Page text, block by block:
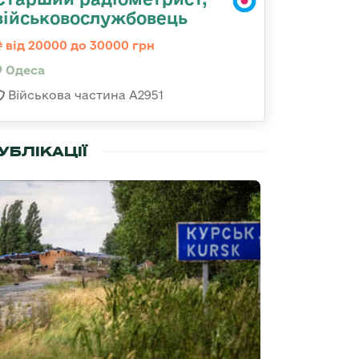
від 20000 до 30000 грн
Одеса
Військова частина А2951